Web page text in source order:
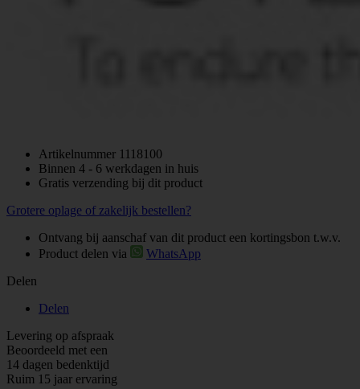
Artikelnummer 1118100
Binnen 4 - 6 werkdagen in huis
Gratis verzending bij dit product
Grotere oplage of zakelijk bestellen?
Ontvang bij aanschaf van dit product een kortingsbon t.w.v.
Product delen via
WhatsApp
Delen
Delen
Levering op afspraak
Beoordeeld met een
14 dagen bedenktijd
Ruim 15 jaar ervaring